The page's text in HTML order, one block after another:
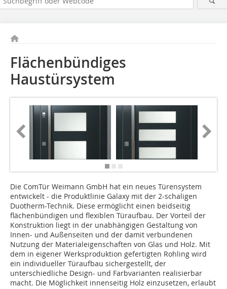
Flächenbündiges
Haustürsystem
Die ComTür Weimann GmbH hat ein neues Türensystem
entwickelt - die Produktlinie Galaxy mit der 2-schaligen
Duotherm-Technik. Diese ermöglicht einen beidseitig
flächenbündigen und flexiblen Türaufbau. Der Vorteil der
Konstruktion liegt in der unabhängigen Gestaltung von
Innen- und Außenseiten und der damit verbundenen
Nutzung der Materialeigenschaften von Glas und Holz. Mit
dem in eigener Werksproduktion gefertigten Rohling wird
ein individueller Türaufbau sichergestellt, der
unterschiedliche Design- und Farbvarianten realisierbar
macht. Die Möglichkeit innenseitig Holz einzusetzen, erlaubt